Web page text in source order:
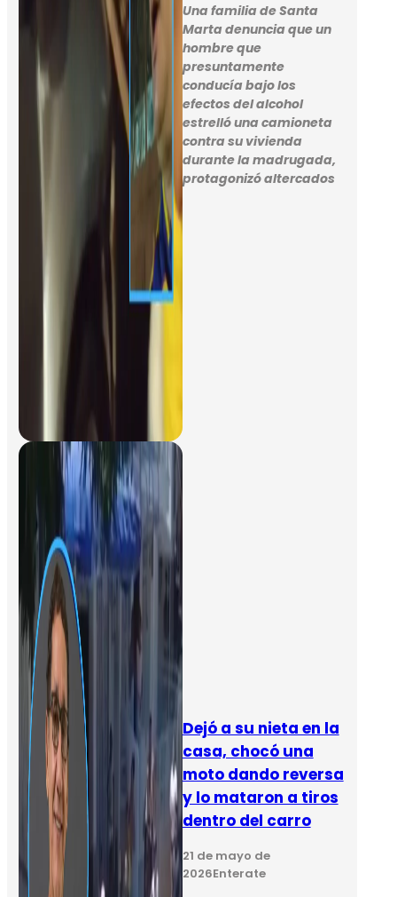
Una familia de Santa
Marta denuncia que un
hombre que
presuntamente
conducía bajo los
efectos del alcohol
estrelló una camioneta
contra su vivienda
durante la madrugada,
protagonizó altercados
Dejó a su nieta en la
casa, chocó una
moto dando reversa
y lo mataron a tiros
dentro del carro
21 de mayo de
2026Enterate